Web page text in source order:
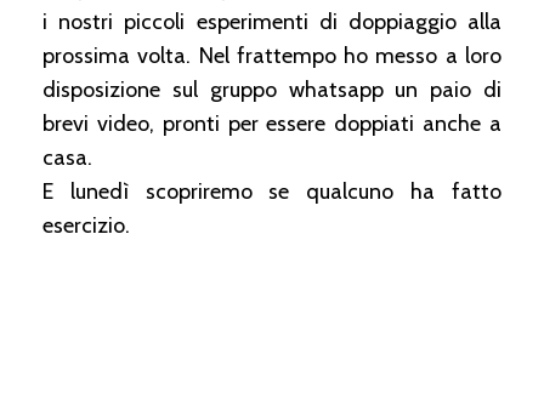
i nostri piccoli esperimenti di doppiaggio alla
prossima volta. Nel frattempo ho messo a loro
disposizione sul gruppo whatsapp un paio di
brevi video, pronti per essere doppiati anche a
casa.
E lunedì scopriremo se qualcuno ha fatto
esercizio.